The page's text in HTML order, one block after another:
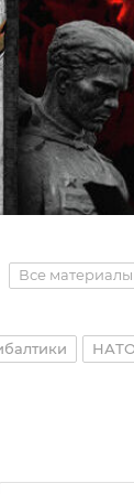
Все материалы